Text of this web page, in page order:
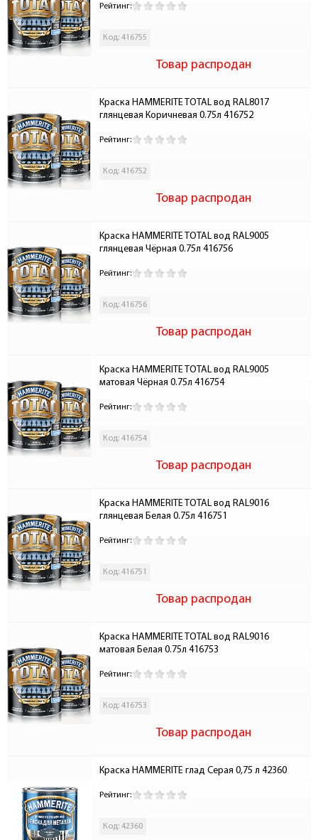
Рейтинг:
Код: 416755
Товар распродан
Краска HAMMERITE TOTAL вод RAL8017
глянцевая Коричневая 0.75л 416752
Рейтинг:
Код: 416752
Товар распродан
Краска HAMMERITE TOTAL вод RAL9005
глянцевая Чёрная 0.75л 416756
Рейтинг:
Код: 416756
Товар распродан
Краска HAMMERITE TOTAL вод RAL9005
матовая Чёрная 0.75л 416754
Рейтинг:
Код: 416754
Товар распродан
Краска HAMMERITE TOTAL вод RAL9016
глянцевая Белая 0.75л 416751
Рейтинг:
Код: 416751
Товар распродан
Краска HAMMERITE TOTAL вод RAL9016
матовая Белая 0.75л 416753
Рейтинг:
Код: 416753
Товар распродан
Краска HAMMERITE глад Серая 0,75 л 42360
Рейтинг:
Код: 42360